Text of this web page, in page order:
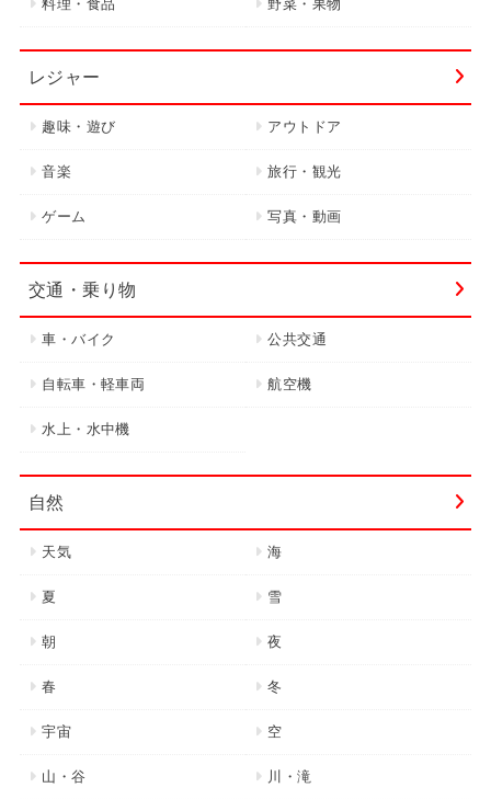
料理・食品 野菜・果物
レジャー
趣味・遊び アウトドア
音楽 旅行・観光
ゲーム 写真・動画
交通・乗り物
車・バイク 公共交通
自転車・軽車両 航空機
水上・水中機
自然
天気 海
夏 雪
朝 夜
春 冬
宇宙 空
山・谷 川・滝